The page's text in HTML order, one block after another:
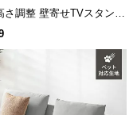
さ調整 壁寄せTVスタンド
ー付き 上下左右角度調節